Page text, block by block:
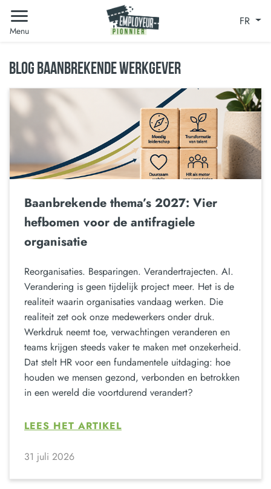
Menu
FR
BLOG BAANBREKENDE WERKGEVER
Baanbrekende thema’s 2027: Vier
hefbomen voor de antifragiele
organisatie
Reorganisaties. Besparingen. Verandertrajecten. AI.
Verandering is geen tijdelijk project meer. Het is de
realiteit waarin organisaties vandaag werken. Die
realiteit zet ook onze medewerkers onder druk.
Werkdruk neemt toe, verwachtingen veranderen en
teams krijgen steeds vaker te maken met onzekerheid.
Dat stelt HR voor een fundamentele uitdaging: hoe
houden we mensen gezond, verbonden en betrokken
in een wereld die voortdurend verandert?
LEES HET ARTIKEL
31 juli 2026